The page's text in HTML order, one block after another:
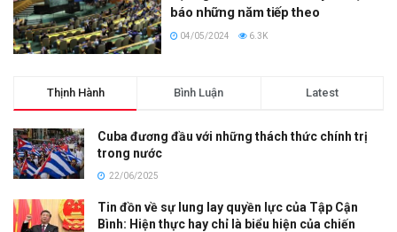
báo những năm tiếp theo
04/05/2024 6.3K
Thịnh Hành Bình Luận Latest
Cuba đương đầu với những thách thức chính trị
trong nước
22/06/2025
Tin đồn về sự lung lay quyền lực của Tập Cận
Bình: Hiện thực hay chỉ là biểu hiện của chiến